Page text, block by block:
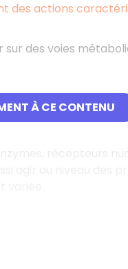
À CE CONTENU
des actions
des voies
substance